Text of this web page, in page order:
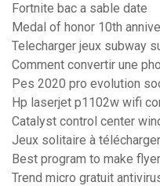
Fortnite bac a sable date
Medal of honor 10th
Telecharger jeux subway
Comment convertir une
Pes 2020 pro evolution
Hp laserjet p1102w wifi
Catalyst control center
Jeux solitaire à
Best program to make
Trend micro gratuit